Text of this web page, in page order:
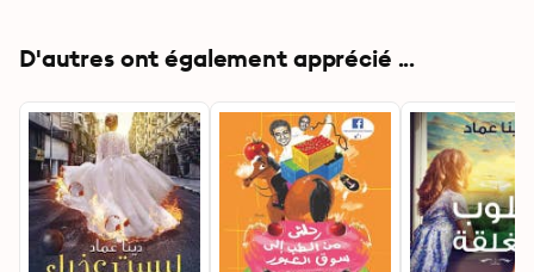
D'autres ont également apprécié ...